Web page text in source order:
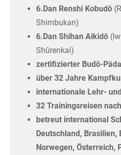
6.Dan Renshi Kobudô
Shimbukan)
6.Dan Shihan Aikidô
Shûrenkai)
zertifizierter Budô-
über 32 Jahre
internationale Lehr-
32 Trainingsreisen
betreut international
Deutschland, Brasilien,
Norwegen, Österreich,